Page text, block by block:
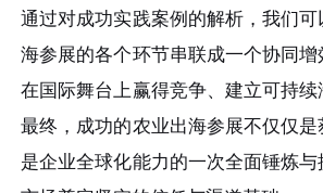
通过对成功实践案例的解析，我们
海参展的各个环节串联成一个协同
在国际舞台上赢得竞争、建立可持续
最终，成功的农业出海参展不仅仅
是企业全球化能力的一次全面锤炼